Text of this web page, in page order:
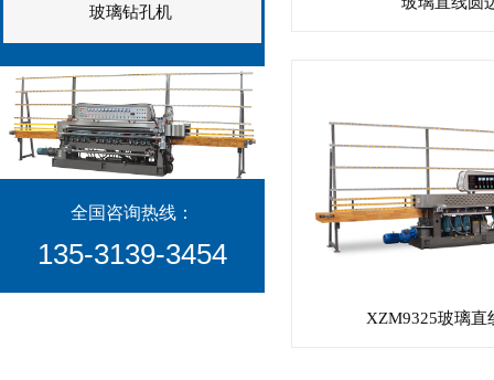
XZM9325玻璃直
玻璃钻孔机
全国咨询热线：
135-3139-3454​​